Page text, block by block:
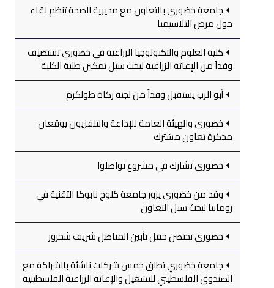
جامعة خضوري بالتعاون مع مديرية الصحة تنظم لقاء
حول مرض الثلاسيميا
كلية العلوم والتكنولوجيا الزراعية في خضوري تستضيف
وفداً من الإغاثة الزراعية لبحث سبل تمكين طلبة الكلية
أبو الرب يستقبل وفداً من لجنة زكاة طولكرم
خضوري والهيئة العامة للإذاعة والتلفزيون يوقعان
مذكرة تعاون مشترك
خضوري تشارك في مشروع تواصلوا
وفد من خضوري يزور جامعة كلوج نابوكا التقنية في
رومانيا لبحث سبل التعاون
خضوري تحتضن حفل تأبين المناضل شريف شحرور
جامعة خضوري تطلق خمس شركات ناشئة بالشراكة مع
الصندوق الفلسطيني للتشغيل والإغاثة الزراعية الفلسطينية